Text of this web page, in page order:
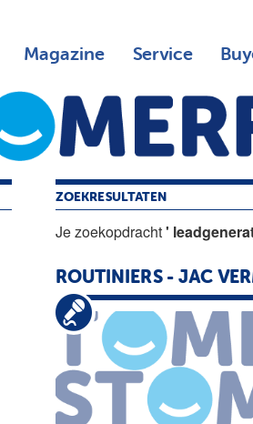
Magazine Service
ZOEKRESULTATEN
Je zoekopdracht'
ROUTINIERS - JAC